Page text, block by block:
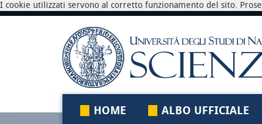
I cookie utilizzati servono al corretto funzionamento del sito.
HOME ALBO UFFICIALE